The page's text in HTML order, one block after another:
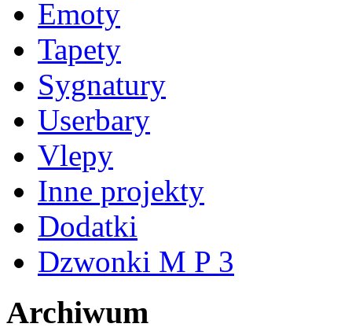
Emoty
Tapety
Sygnatury
Userbary
Vlepy
Inne projekty
Dodatki
Dzwonki M P 3
Archiwum